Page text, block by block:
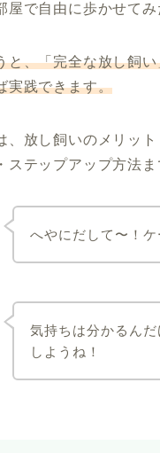
屋で自由に歩かせて
と、「完全な放し飼
実践できます。
、放し飼いのメリッ
ステップアップ方法
へやにだして〜！ケ
気持ちは分かるん
しようね！